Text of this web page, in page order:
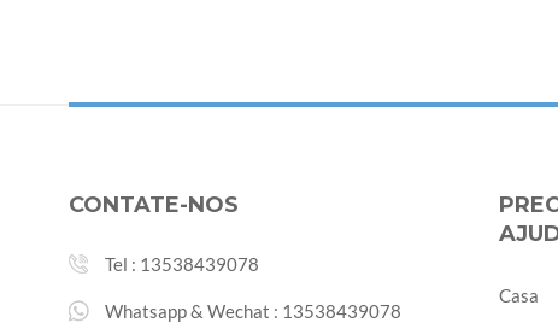
CONTATE-NOS
Tel : 13538439078
Whatsapp & Wechat : 13538439078
Casa